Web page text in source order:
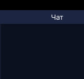
Чат